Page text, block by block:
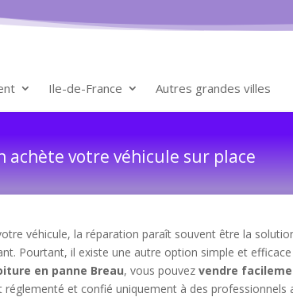
Ile-de-France Autres grandes villes
achète votre véhicule sur place
véhicule, la réparation paraît souvent être la
Pourtant, il existe une autre option simple et
en panne Breau, vous pouvezvendre
réglementé et confié uniquement à des professionnels